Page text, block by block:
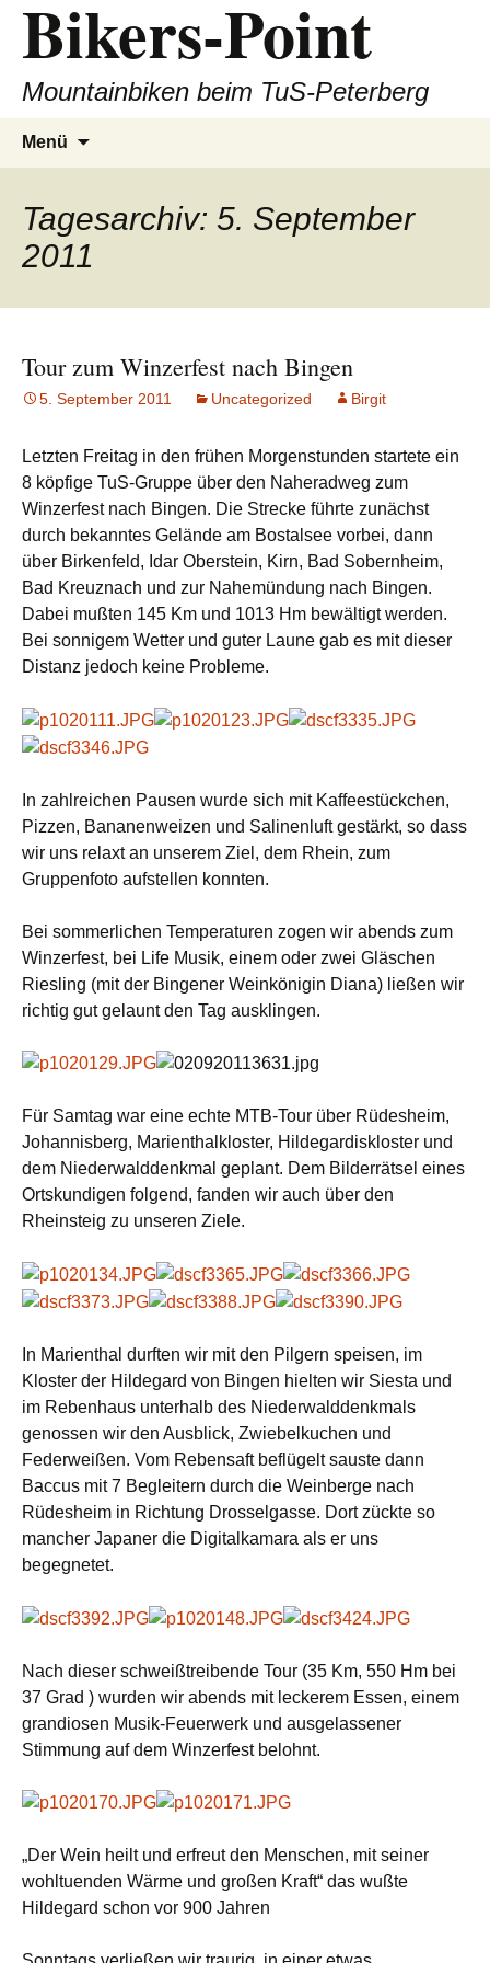
Zum
Inhalt
springen
Bikers-Point
Mountainbiken beim TuS-Peterberg
Menü
Tagesarchiv: 5. September
2011
Tour zum Winzerfest nach Bingen
5. September 2011 Uncategorized Birgit
Letzten Freitag in den frühen Morgenstunden startete ein
8 köpfige TuS-Gruppe über den Naheradweg zum
Winzerfest nach Bingen. Die Strecke führte zunächst
durch bekanntes Gelände am Bostalsee vorbei, dann
über Birkenfeld, Idar Oberstein, Kirn, Bad Sobernheim,
Bad Kreuznach und zur Nahemündung nach Bingen.
Dabei mußten 145 Km und 1013 Hm bewältigt werden.
Bei sonnigem Wetter und guter Laune gab es mit dieser
Distanz jedoch keine Probleme.
In zahlreichen Pausen wurde sich mit Kaffeestückchen,
Pizzen, Bananenweizen und Salinenluft gestärkt, so dass
wir uns relaxt an unserem Ziel, dem Rhein, zum
Gruppenfoto aufstellen konnten.
Bei sommerlichen Temperaturen zogen wir abends zum
Winzerfest, bei Life Musik, einem oder zwei Gläschen
Riesling (mit der Bingener Weinkönigin Diana) ließen wir
richtig gut gelaunt den Tag ausklingen.
Für Samtag war eine echte MTB-Tour über Rüdesheim,
Johannisberg, Marienthalkloster, Hildegardiskloster und
dem Niederwalddenkmal geplant. Dem Bilderrätsel eines
Ortskundigen folgend, fanden wir auch über den
Rheinsteig zu unseren Ziele.
In Marienthal durften wir mit den Pilgern speisen, im
Kloster der Hildegard von Bingen hielten wir Siesta und
im Rebenhaus unterhalb des Niederwalddenkmals
genossen wir den Ausblick, Zwiebelkuchen und
Federweißen. Vom Rebensaft beflügelt sauste dann
Baccus mit 7 Begleitern durch die Weinberge nach
Rüdesheim in Richtung Drosselgasse. Dort zückte so
mancher Japaner die Digitalkamara als er uns
begegnetet.
Nach dieser schweißtreibende Tour (35 Km, 550 Hm bei
37 Grad ) wurden wir abends mit leckerem Essen, einem
grandiosen Musik-Feuerwerk und ausgelassener
Stimmung auf dem Winzerfest belohnt.
„Der Wein heilt und erfreut den Menschen, mit seiner
wohltuenden Wärme und großen Kraft“ das wußte
Hildegard schon vor 900 Jahren